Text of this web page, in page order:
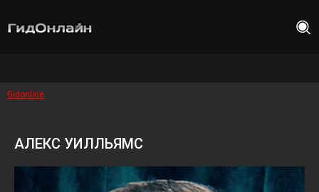
Gidonline
АЛЕКС УИЛЛЬЯМС